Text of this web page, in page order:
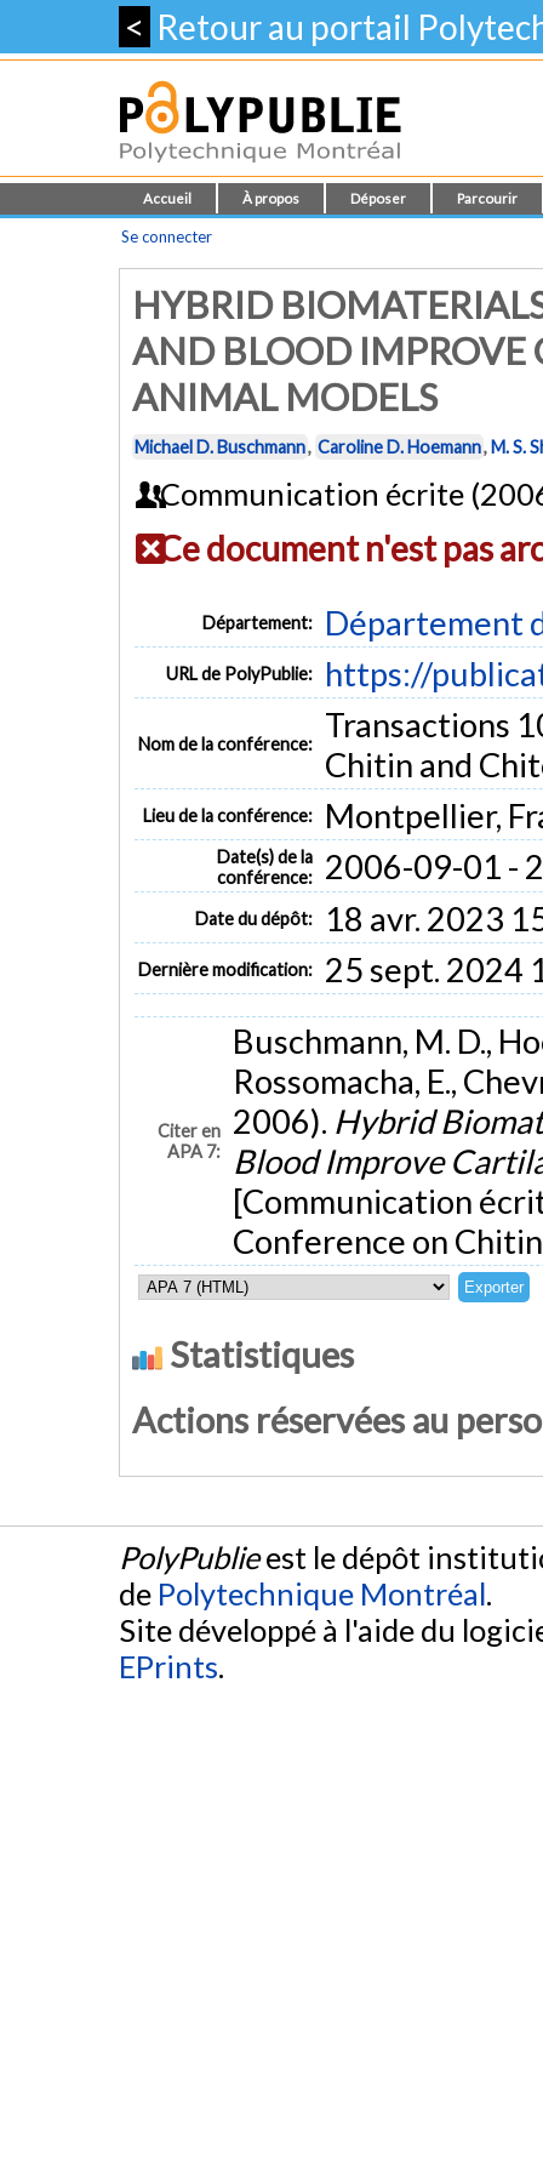
< Retour au portail
Accueil À propos Déposer Parcourir
Se connecter
HYBRID
AND BLOOD IMPROVE
ANIMAL MODELS
Michael D. Buschmann, Caroline D. Hoemann,M. S.
Communication écrite
Ce document n'est pas
Département: Département
URL de PolyPublie: https://
Nom de la conférence:
Transactions
Chitin and
Lieu de la conférence: Montpellier,
Date(s) de la
conférence:
2006-09-01 -
Date du dépôt: 18 avr. 2023
Dernière modification: 25 sept. 2024
Citer en
APA 7:
Buschmann, M. D.,
Rossomacha, E.,
2006). Hybrid
Blood Improve
[Communication
Conference on
Statistiques
Actions réservées au
PolyPublieest le dépôt
de Polytechnique Montréal.
Site développé à l'aide du
EPrints.